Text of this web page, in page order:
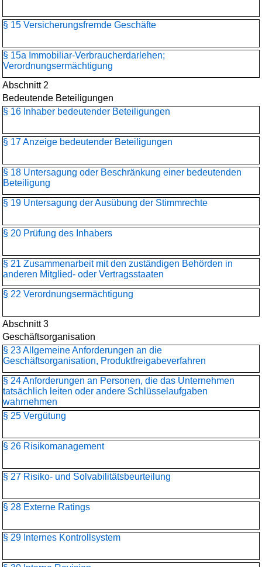
§ 15 Versicherungsfremde Geschäfte
§ 15a Immobiliar-Verbraucherdarlehen;
Verordnungsermächtigung
Abschnitt 2
Bedeutende Beteiligungen
§ 16 Inhaber bedeutender Beteiligungen
§ 17 Anzeige bedeutender Beteiligungen
§ 18 Untersagung oder Beschränkung einer bedeutenden
Beteiligung
§ 19 Untersagung der Ausübung der Stimmrechte
§ 20 Prüfung des Inhabers
§ 21 Zusammenarbeit mit den zuständigen Behörden in
anderen Mitglied- oder Vertragsstaaten
§ 22 Verordnungsermächtigung
Abschnitt 3
Geschäftsorganisation
§ 23 Allgemeine Anforderungen an die
Geschäftsorganisation, Produktfreigabeverfahren
§ 24 Anforderungen an Personen, die das Unternehmen
tatsächlich leiten oder andere Schlüsselaufgaben
wahrnehmen
§ 25 Vergütung
§ 26 Risikomanagement
§ 27 Risiko- und Solvabilitätsbeurteilung
§ 28 Externe Ratings
§ 29 Internes Kontrollsystem